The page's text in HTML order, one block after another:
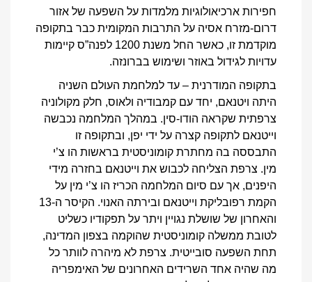
חפירות ארכיאולוגיות מלמדות על השפעה של אזור
דרום-מזרח אסיה על התרבות המקומית כבר בתקופה
מוקדמת זו, כאשר החל משנת 1200 לפנה”ס קיימות
עדויות לגידול באוזר ושימוש בברונזה.
בתקופה המודרנית – עד למלחמת העולם השניה
היתה ויטנאם, יחד עם קמבודיה ולאוס, חלק מקולוניה
צרפתית שקראה הודו-סין. במהלך המלחמה נכבשה
וייטנאם לתקופה קצרה על ידי יפן, ובתקופה זו
התבססה בה מחתרת קומוניסטית בראשות הו צ’י
מין. צרפת הצליחה לכבוש את וייטנאם בחזרה מידי
היפנים, אך עם סיום המלחמה הכריז הו צ’י מין על
הקמת רפובליקת וייטנאם ובירתה האנוי. הקיסר ה-13
והאחרון של שושלת נגויין ויתר על תפקודיו כשליט
לטובת ממשלה קומוניסטית שהוקמה בצפון המדינה,
תחת השפעה סובייטית. צרפת לא מיהרה לוותר כל
מה שהיה אחד השרידים האחרונים של האימפריה